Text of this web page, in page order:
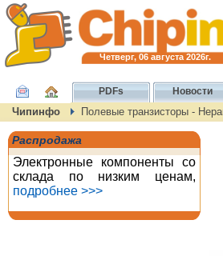
Четверг, 06 августа 2026г.
PDFs Новости
Чипинфо Полевые транзисторы -
Распродажа
Электронные компоненты со
склада по низким ценам,
подробнее >>>